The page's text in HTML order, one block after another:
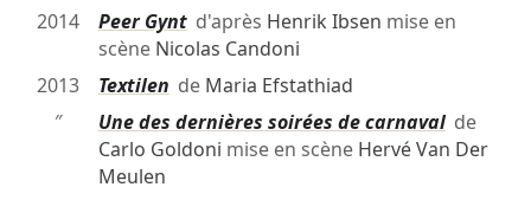
2014
Peer Gyntd'après Henrik Ibsen mise en
scène Nicolas Candoni
2013
Textilen de Maria Efstathiad
″
Une des dernières soirées de carnavalde
Carlo Goldoni mise en scène Hervé Van Der
Meulen